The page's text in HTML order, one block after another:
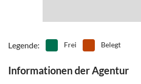
Legende: Frei Belegt
Informationen der Agentur